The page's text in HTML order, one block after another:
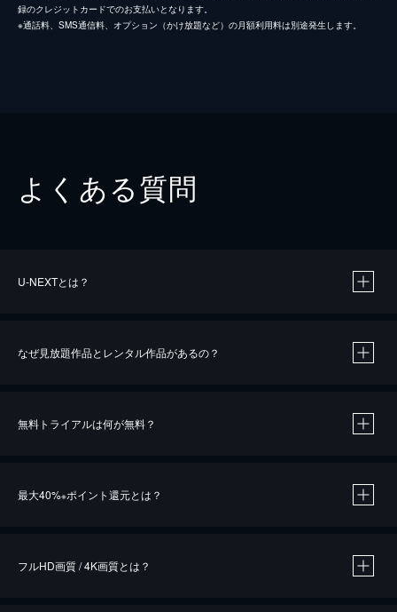
録のクレジットカードでのお支払いとなります。
※通話料、SMS通信料、オプション（かけ放題など）の月額利用料は別途発生します。
よくある質問
U-NEXTとは？
なぜ見放題作品とレンタル作品があるの？
無料トライアルは何が無料？
最大40%※ポイント還元とは？
フルHD画質 / 4K画質とは？